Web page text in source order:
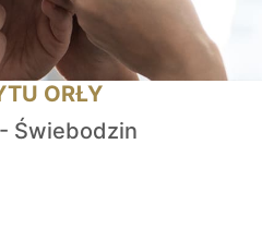
ORŁY
Świebodzin